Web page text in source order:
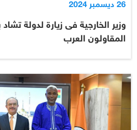
26 ديسمبر 2024
وزير الخارجية فى زيارة لدولة
المقاولون العرب